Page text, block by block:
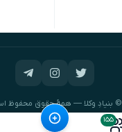
۱۵۵
© بنیادِ وکلا — همهٔ حقوق محفوظ
طراحی و توسعه:نیک‌داده‌پرداز